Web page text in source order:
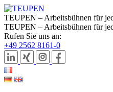
TEUPEN – Arbeitsbühnen für
TEUPEN – Arbeitsbühnen für
Rufen Sie uns an:
+49 2562 8161-0